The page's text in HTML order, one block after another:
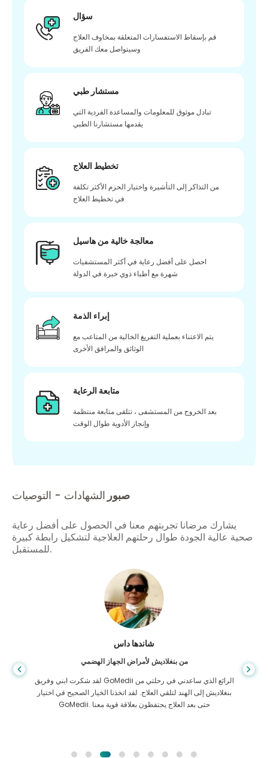
سؤال
قم بإسقاط الاستفسارات المتعلقة بمخاوف العلاج
وسيتواصل معك الفريق
مستشار طبي
تبادل موثوق للمعلومات والمساعدة الفردية التي
يقدمها مستشارنا الطبي
تخطيط العلاج
من التذاكر إلى التأشيرة واختيار الحزم الأكثر تكلفة
في تخطيط العلاج
معالجة خالية من هاسيل
احصل على أفضل رعاية في أكثر المستشفيات
شهرة مع أطباء ذوي خبرة في الدولة
إبراء الذمة
يتم الاعتناء بعملية التفريغ الخالية من المتاعب مع
الوثائق والمرافق الأخرى
متابعة الرعاية
بعد الخروج من المستشفى ، تتلقى متابعة منتظمة
وإنجاز الأدوية طوال الوقت
صبور الشهادات - التوصيات
يشارك مرضانا تجربتهم معنا في الحصول على أفضل رعاية
صحية عالية الجودة طوال رحلتهم العلاجية لتشكيل رابطة كبيرة
للمستقبل.
شاندها داس
من بنغلاديش لأمراض الجهاز الهضمي
لقد شكرت ابني وفريق GoMedii الرائع الذي ساعدني في رحلتي من
بنغلاديش إلى الهند لتلقي العلاج. لقد اتخذنا الخيار الصحيح في اختيار
GoMedii. حتى بعد العلاج يحتفظون بعلاقة قوية معنا